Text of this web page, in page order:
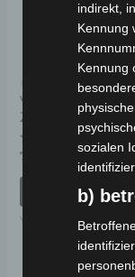
Kostenloser Versand
VSM REIFEN 16 X
ZOLL
Bewertet
0
79,00
IN DEN
VSM
indirekt,
Kennung
Kennung
sozialen
b)